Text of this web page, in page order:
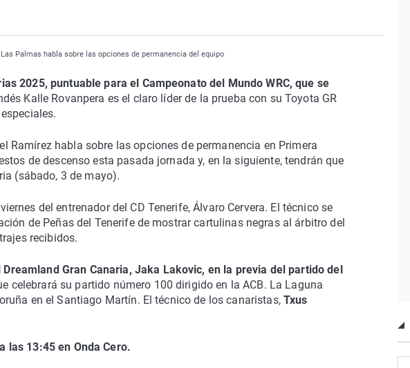
Palmas habla sobre las opciones de permanencia del equipo
2025, puntuable para el Campeonato del Mundo WRC, que se
Kalle Rovanpera es el claro líder de la prueba con su Toyota GR
Ramírez habla sobre las opciones de permanencia en Primera
de descenso esta pasada jornada y, en la siguiente, tendrán que
(sábado, 3 de mayo).
del entrenador del CD Tenerife, Álvaro Cervera. El técnico se
de Peñas del Tenerife de mostrar cartulinas negras al árbitro del
recibidos.
Gran Canaria, Jaka Lakovic, en la previa del partido del
celebrará su partido número 100 dirigido en la ACB. La Laguna
en el Santiago Martín. El técnico de los canaristas,Txus
las 13:45 en Onda Cero.